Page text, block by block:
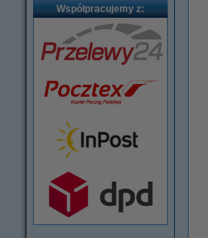
Współpracujemy z: